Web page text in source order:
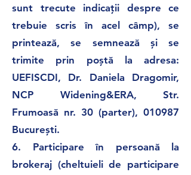
sunt trecute indicații despre ce
trebuie scris în acel câmp), se
printează, se semnează și se
trimite prin poștă la adresa:
UEFISCDI, Dr. Daniela Dragomir,
NCP Widening&ERA, Str.
Frumoasă nr. 30 (parter), 010987
București.
6. Participare în persoană la
brokeraj (cheltuieli de participare